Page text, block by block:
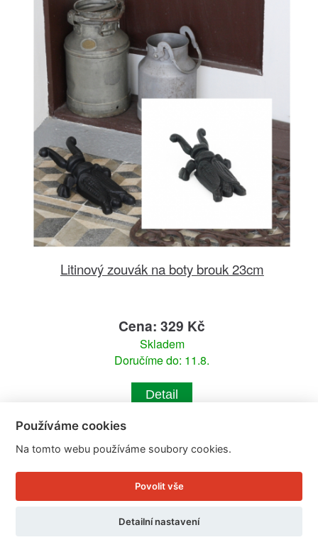
Litinový zouvák na boty brouk 23cm
Cena: 329 Kč
Skladem
Doručíme do: 11.8.
Detail
Používáme cookies
Na tomto webu používáme soubory cookies.
Povolit vše
Detailní nastavení